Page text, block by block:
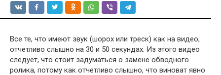
Все те, что имеют звук (шорох или треск) как на видео,
отчетливо слышно на 30 и 50 секундах. Из этого видео
следует, что стоит задуматься о замене обводного
ролика, потому как отчетливо слышно, что виноват явно